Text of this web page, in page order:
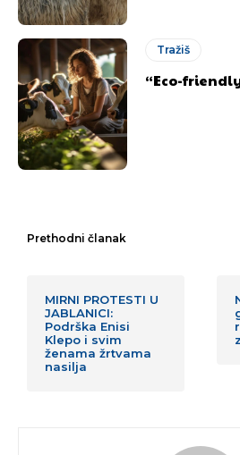
Tražiš
“Eco-
Prethodni članak
MIRNI PROTESTI U
JABLANICI:
Podrška Enisi
Klepo i svim
ženama žrtvama
nasilja